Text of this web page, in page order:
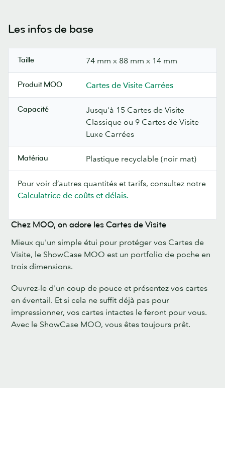
Les infos de base
Taille 74 mm x 88 mm x 14 mm
Produit MOO Cartes de Visite Carrées
Capacité
Jusqu'à 15 Cartes de Visite
Classique ou 9 Cartes de Visite
Luxe Carrées
Matériau Plastique recyclable (noir mat)
Pour voir d’autres quantités et tarifs, consultez notre
Calculatrice de coûts et délais.
Chez MOO, on adore les Cartes de Visite
Mieux qu'un simple étui pour protéger vos Cartes de
Visite, le ShowCase MOO est un portfolio de poche en
trois dimensions.
Ouvrez-le d'un coup de pouce et présentez vos cartes
en éventail. Et si cela ne suffit déjà pas pour
impressionner, vos cartes intactes le feront pour vous.
Avec le ShowCase MOO, vous êtes toujours prêt.